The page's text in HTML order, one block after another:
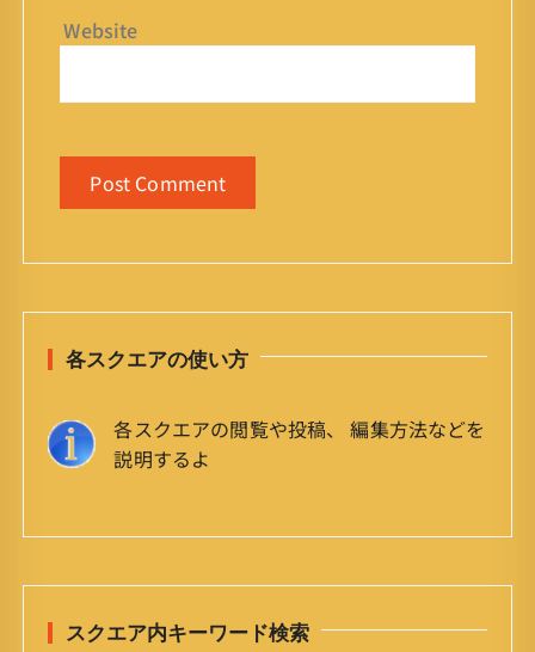
Website
各スクエアの使い方
各スクエアの閲覧や投稿、 編集方法などを
説明するよ
スクエア内キーワード検索